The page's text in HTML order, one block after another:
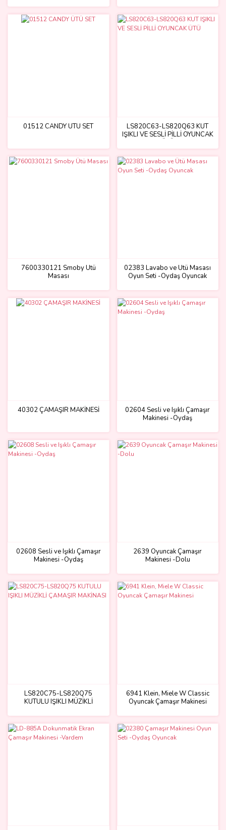
01512 CANDY ÜTÜ SET
LS820C63-LS820Q63 KUT
IŞIKLI VE SESLİ PİLLİ OYUNCAK
7600330121 Smoby Ütü
Masası
02383 Lavabo ve Ütü Masası
Oyun Seti -Oydaş Oyuncak
40302 ÇAMAŞIR MAKİNESİ
02604 Sesli ve Işıklı Çamaşır
Makinesi -Oydaş
02608 Sesli ve Işıklı Çamaşır
Makinesi -Oydaş
2639 Oyuncak Çamaşır
Makinesi -Dolu
LS820C75-LS820Q75
KUTULU IŞIKLI MÜZİKLİ
6941 Klein, Miele W Classic
Oyuncak Çamaşır Makinesi